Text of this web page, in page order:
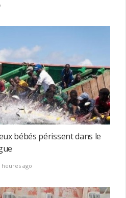
bébés périssent dans le
heures ago